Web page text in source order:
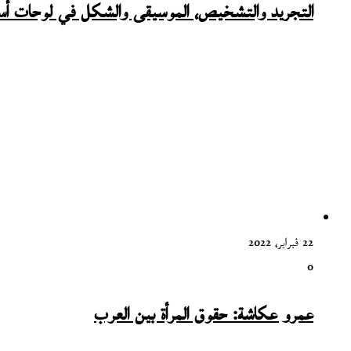
التجريد والتشخيص، الموسيقى والشكل في لوحات
22 فبراير، 2022
0
عمرو عكاشة: حقوق المرأة بين العرب